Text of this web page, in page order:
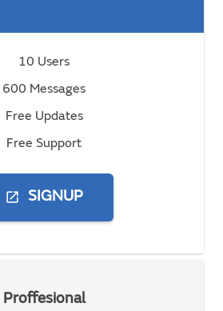
10 Users
600 Messages
Free Updates
Free Support
open_in_new SIGNUP
Proffesional